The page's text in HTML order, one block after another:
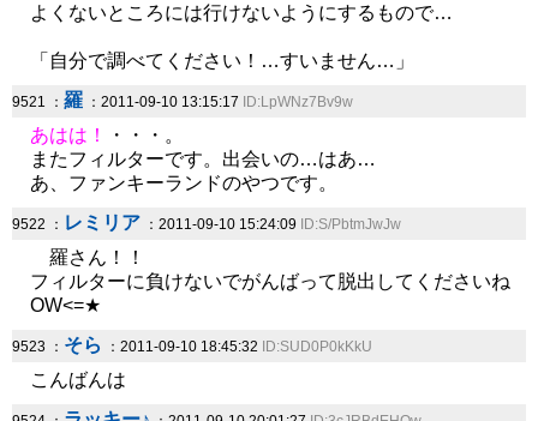
よくないところには行けないようにするもので…
「自分で調べてください！…すいません…」
9521 ： 羅 ：2011-09-10 13:15:17 ID:LpWNz7Bv9w
あはは！
・・・。
またフィルターです。出会いの…はあ…
あ、ファンキーランドのやつです。
9522 ： レミリア ：2011-09-10 15:24:09 ID:S/PbtmJwJw
羅さん！！
フィルターに負けないでがんばって脱出してくださいね
OW<=★
9523 ： そら ：2011-09-10 18:45:32 ID:SUD0P0kKkU
こんばんは